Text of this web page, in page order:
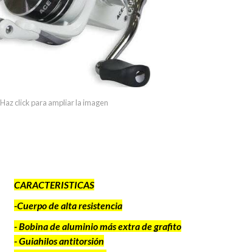
Haz click para ampliar la imagen
CARACTERISTICAS
-Cuerpo de alta resistencia
- Bobina de aluminio más extra de grafito
- Guiahilos antitorsión